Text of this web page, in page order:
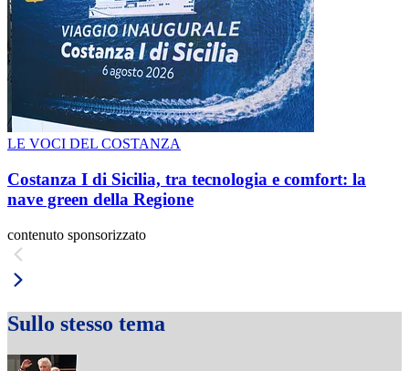
LE VOCI DEL COSTANZA
Costanza I di Sicilia, tra tecnologia e comfort: la
nave green della Regione
contenuto sponsorizzato
Sullo stesso tema